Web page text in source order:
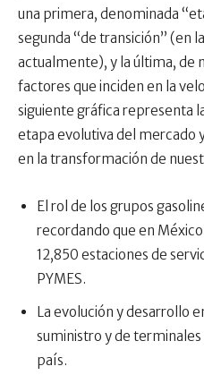
una primera, denominada
segunda “de transición” (en
actualmente), y la última, de
factores que inciden en la
siguiente gráfica representa
etapa evolutiva del mercado
en la transformación de
El rol de los grupos
recordando que en
12,850 estaciones de
PYMES.
La evolución y desarrollo
suministro y de
país.